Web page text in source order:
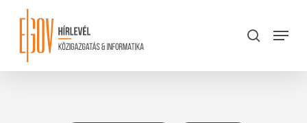
content
search
Menu
Close